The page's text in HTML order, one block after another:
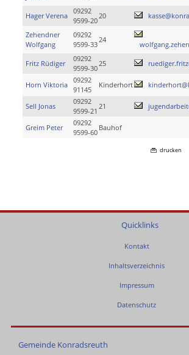
Hager Verena
09292
9599-20
20
Zehendner
Wolfgang
09292
9599-33
24
Fritz Rüdiger
09292
9599-30
25
Horn Viktoria
09292
91145
Kinderhort
Sell Jonas
09292
9599-21
21
Greim Peter
09292
9599-60
Bauhof
drucken
Quicklinks
Kontakt
Inhaltsverzeichnis
Impressum
Datenschutz
Gemeinde Konradsreuth